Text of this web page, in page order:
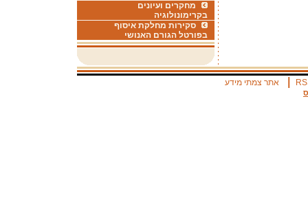
מחקרים ועיונים
בקרימונולוגיה
סקירות מחלקת איסוף
בפורטל הגורם האנושי
אתר צמתי מידע